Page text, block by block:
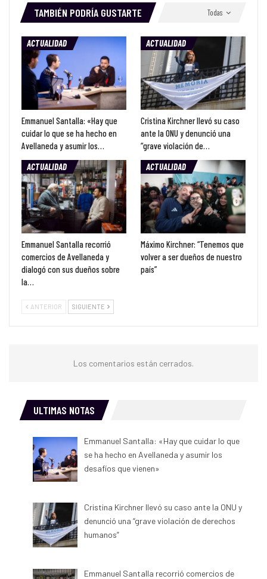
Todas
TAMBIÉN PODRÍA GUSTARTE
ACTUALIDAD
Emmanuel Santalla: «Hay que
cuidar lo que se ha hecho en
Avellaneda y asumir los…
ACTUALIDAD
Cristina Kirchner llevó su caso
ante la ONU y denunció una
“grave violación de…
ACTUALIDAD
Emmanuel Santalla recorrió
comercios de Avellaneda y
dialogó con sus dueños sobre
la…
ACTUALIDAD
Máximo Kirchner: “Tenemos que
volver a ser dueños de nuestro
país”
ANTERIOR SIGUIENTE
Los comentarios están cerrados.
ULTIMAS NOTAS
Emmanuel Santalla: «Hay que cuidar lo que
se ha hecho en Avellaneda y asumir los
desafíos que vienen»
Cristina Kirchner llevó su caso ante la ONU y
denunció una “grave violación de derechos
humanos”
Emmanuel Santalla recorrió comercios de